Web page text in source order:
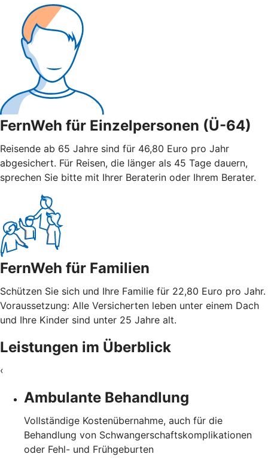
FernWeh für Einzelpersonen (Ü-64)
Reisende ab 65 Jahre sind für 46,80 Euro pro Jahr
abgesichert. Für Reisen, die länger als 45 Tage dauern,
sprechen Sie bitte mit Ihrer Beraterin oder Ihrem Berater.
FernWeh für Familien
Schützen Sie sich und Ihre Familie für 22,80 Euro pro Jahr.
Voraussetzung: Alle Versicherten leben unter einem Dach
und Ihre Kinder sind unter 25 Jahre alt.
Leistungen im Überblick
‹
Ambulante Behandlung
Vollständige Kostenübernahme, auch für die
Behandlung von Schwangerschaftskomplikationen
oder Fehl- und Frühgeburten